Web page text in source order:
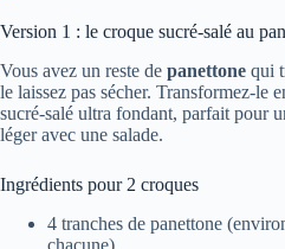
Version 1 : le croque sucré-salé au
Vous avez un reste de panettone qui
le laissez pas sécher. Transformez-le
sucré-salé ultra fondant, parfait pour
léger avec une salade.
Ingrédients pour 2 croques
4 tranches de panettone
chacune)